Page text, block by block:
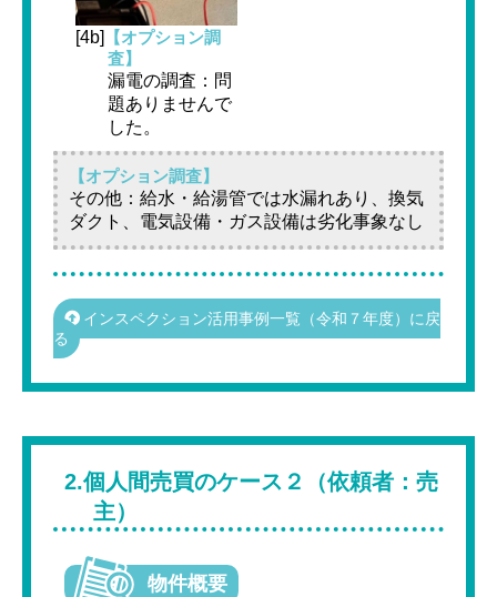
[4b]
【オプション調
査】
漏電の調査：問
題ありませんで
した。
【オプション調査】
その他：給水・給湯管では水漏れあり、換気
ダクト、電気設備・ガス設備は劣化事象なし
インスペクション活用事例一覧（令和７年度）に戻
る
2.個人間売買のケース２（依頼者：売
主）
物件概要